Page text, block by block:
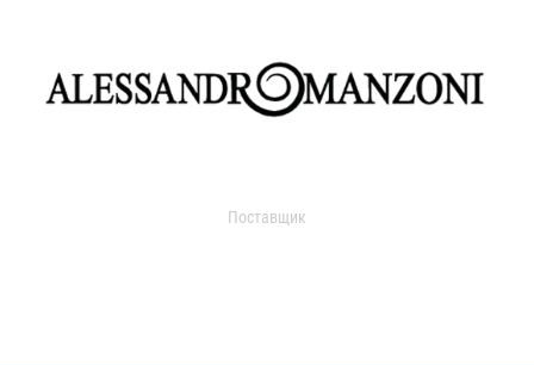
Поставщик